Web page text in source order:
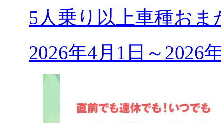
5人乗り以上車種お
2026年4月1日～2026